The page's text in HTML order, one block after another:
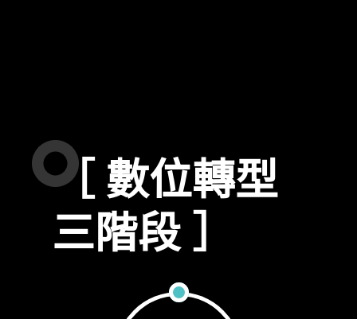
［ 數位轉型
三階段 ］